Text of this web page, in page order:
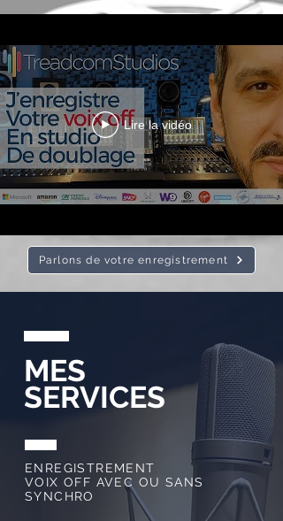
Lire la vidéo
Parlons de votre enregistrement
MES
SERVICES
ENREGISTREMENT
VOIX OFF AVEC OU SANS
SYNCHRO